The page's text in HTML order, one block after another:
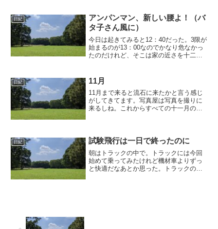
のだが、なんだかやっぱりオープンソー
スを使おうか...
日紀
アンパンマン、新しい腰よ！（バ
タ子さん風に）
今日は起きてみると12：40だった。3限が
始まるのが13：00なのでかなり危なかっ
たのだけれど、そこは家の近さを十二分
いて筆箱+手帳を忘れて授業がどこだか分
から...
日紀 11月
11月まで来ると流石に来たかと言う感じ
がしてきてます。写真屋は写真を撮りに
来るしね。これからすべての十一月の休
この頃はというと、常に...
日紀 試験飛行は一日で終ったのに
朝はトラックの中で。トラックには今回
始めて乗ってみたけれど機材車よりずっ
と快適だなあとか思った。トラックの中